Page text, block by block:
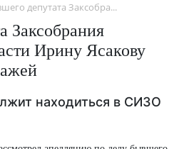
депутата Заксобра...
Заксобрания
Ирину Ясакову
находиться в СИЗО